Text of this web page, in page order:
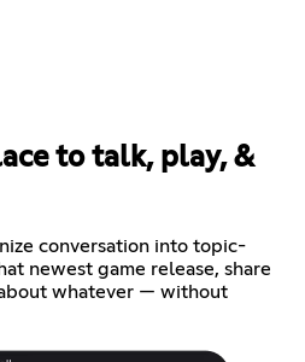
to talk, play, &
conversation into topic-
newest game release, share
whatever — without